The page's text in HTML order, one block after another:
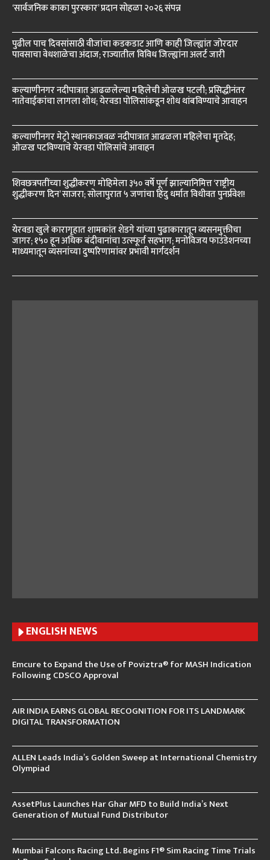
‘सार्वजनिक काका पुरस्कार’ प्रदान सोहळा २०२६ संपन्न
पुढील पाच दिवसांसाठी वीजांचा कडकडाट आणि काही जिल्ह्यांत जोरदार
पावसाचा वेधशाळेचा अंदाज; राज्यातील विविध जिल्ह्यांना अलर्ट जारी
कल्याणीनगर नदीपात्रात आढळलेल्या महिलेची ओळख पटली; प्रसिद्धीनंतर
नातेवाईकांचा लागला शोध; येरवडा पोलिसांकडून शोध थांबविण्याचे आवाहन
कल्याणीनगर मेट्रो स्थानकाजवळ नदीपात्रात आढळला महिलेचा मृतदेह;
ओळख पटविण्याचे येरवडा पोलिसांचे आवाहन
शिवछत्रपतींच्या शुद्धीकरण मोहिमेला ३५० वर्षे पूर्ण झाल्यानिमित्त ‘राष्ट्रीय
शुद्धीकरण दिन’ साजरा; सोलापुरात ५ जणांचा हिंदु धर्मात विधीवत पुनर्प्रवेश!
येरवडा खुले कारागृहात शामकांत शेडगे यांच्या पुढाकारातून व्यसनमुक्तीचा
जागर; १५० हून अधिक बंदीवानांचा उत्स्फूर्त सहभाग; मनोविजय फाउंडेशनच्या
माध्यमातून व्यसनांच्या दुष्परिणामांवर प्रभावी मार्गदर्शन
ENGLISH NEWS
Emcure to Expand the Use of Poviztra® for MASH Indication
Following CDSCO Approval
AIR INDIA EARNS GLOBAL RECOGNITION FOR ITS LANDMARK
DIGITAL TRANSFORMATION
ALLEN Leads India’s Golden Sweep at International Chemistry
Olympiad
AssetPlus Launches Har Ghar MFD to Build India’s Next
Generation of Mutual Fund Distributor
Mumbai Falcons Racing Ltd. Begins F1® Sim Racing Time Trials